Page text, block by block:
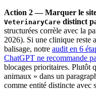
Action 2 — Marquer le
VeterinaryCare distinct
structurées corrèle avec la
2026). Si une clinique reste
balisage, notre audit en 6
ChatGPT ne recommande
blocages prioritaires. Plutôt
animaux » dans un
comme entité distincte avec